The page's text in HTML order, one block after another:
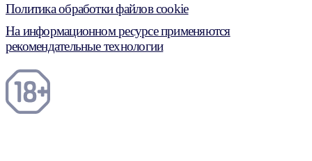
Политика обработки файлов cookie
На информационном ресурсе применяются
рекомендательные технологии